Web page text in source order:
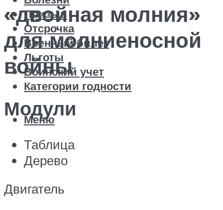
Призыв
Отсрочка
Военный билет
Льготы
Воинский учет
Категории годности
Меню
«двойная молния»
для молниеносной
войны
Модули
Таблица
Дерево
Двигатель